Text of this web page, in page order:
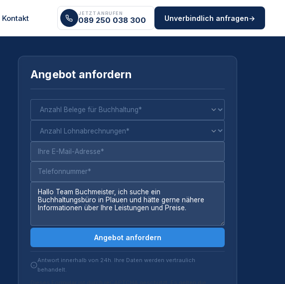
Kontakt JETZT ANRUFEN
089 250 038 300 Unverbindlich anfragen→
Angebot anfordern
Angebot anfordern
Antwort innerhalb von 24h. Ihre Daten werden vertraulich
behandelt.